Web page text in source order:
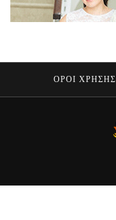
ΟΡΟΙ ΧΡΗΣΗΣ